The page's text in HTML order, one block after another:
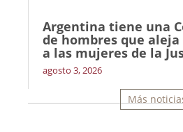
Argentina tiene una
de hombres que aleja
a las mujeres de la
agosto 3, 2026
Más